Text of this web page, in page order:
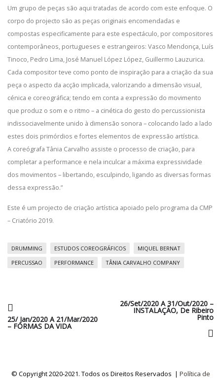
Um grupo de peças são aqui tratadas de acordo com este enfoque. O
corpo do projecto são as peças originais encomendadas e
compostas especificamente para este espectáculo, por compositores
contemporâneos, portugueses e estrangeiros: Vasco Mendonça, Luís
Tinoco, Pedro Lima, José Manuel López López, Guillermo Lauzurica.
Cada compositor teve como ponto de inspiração para a criação da sua
peça o aspecto da acção implicada, valorizando a dimensão visual,
cénica e coreográfica; tendo em conta a expressão do movimento
que produz o som e o ritmo – a cinética do gesto do percussionista
indissociavelmente unido à dimensão sonora – colocando lado a lado
estes dois primórdios e fortes elementos de expressão artística.
A coreógrafa Tânia Carvalho assiste o processo de criação, para
completar a performance e nela inculcar a máxima expressividade
dos movimentos – libertando, esculpindo, ligando as diversas formas
dessa expressão.”
Este é um projecto de criação artística apoiado pelo programa da CMP
– Criatório 2019.
DRUMMING ESTUDOS COREOGRÁFICOS
MIQUEL BERNAT
PERCUSSAO
PERFORMANCE TÂNIA CARVALHO COMPANY
25/ Jan/2020 A 21/Mar/2020
– FORMAS DA VIDA
26/Set/2020 A 31/Out/2020 –
INSTALAÇÃO, De Ribeiro
Pinto
© Copyright 2020-2021. Todos os Direitos Reservados | Política de